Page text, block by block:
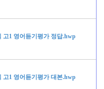
고1 영어듣기평가 정답.hwp
고1 영어듣기평가 대본.hwp